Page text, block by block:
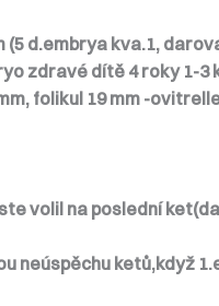
d.embrya kva.1,
zdravé dítě 4 roky 1-3
folikul 19 mm -
volil na poslední
neúspěchu ketů,když